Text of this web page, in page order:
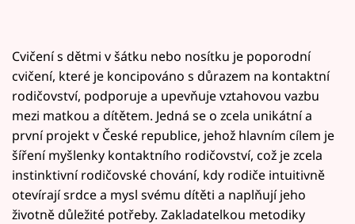
Cvičení s dětmi v šátku nebo nosítku je poporodní
cvičení, které je koncipováno s důrazem na kontaktní
rodičovství, podporuje a upevňuje vztahovou vazbu
mezi matkou a dítětem. Jedná se o zcela unikátní a
první projekt v České republice, jehož hlavním cílem je
šíření myšlenky kontaktního rodičovství, což je zcela
instinktivní rodičovské chování, kdy rodiče intuitivně
otevírají srdce a mysl svému dítěti a naplňují jeho
životně důležité potřeby. Zakladatelkou metodiky